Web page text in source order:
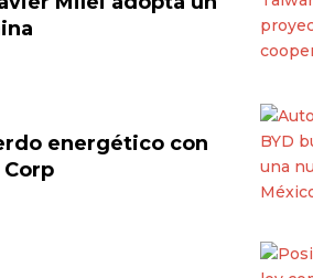
energético con